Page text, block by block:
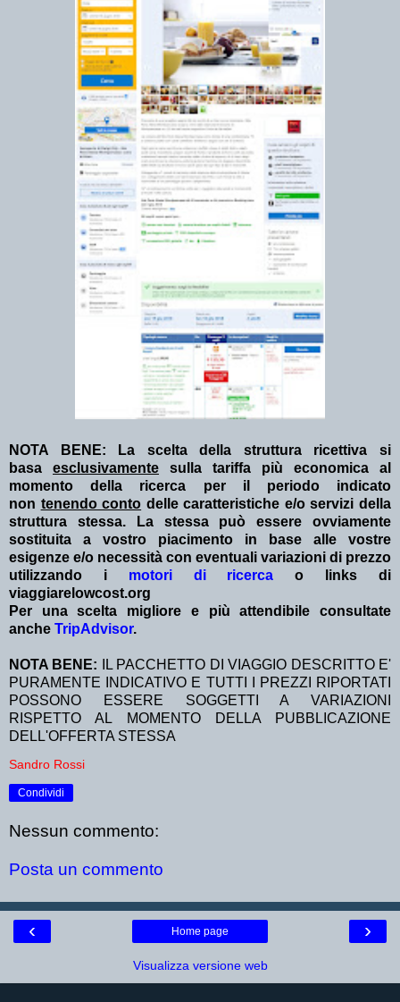
NOTA BENE: La scelta della struttura ricettiva si
basa esclusivamente sulla tariffa più economica al
momento della ricerca per il periodo indicato
non tenendo conto delle caratteristiche e/o servizi della
struttura stessa. La stessa può essere ovviamente
sostituita a vostro piacimento in base alle vostre
esigenze e/o necessità con eventuali variazioni di prezzo
utilizzando i motori di ricerca o links di
viaggiarelowcost.org
Per una scelta migliore e più attendibile consultate
anche TripAdvisor.
NOTA BENE:
IL PACCHETTO DI VIAGGIO DESCRITTO E'
PURAMENTE INDICATIVO E TUTTI I PREZZI RIPORTATI
POSSONO ESSERE SOGGETTI A VARIAZIONI
RISPETTO AL MOMENTO DELLA PUBBLICAZIONE
DELL'OFFERTA STESSA
Sandro Rossi
Condividi
Nessun commento:
Posta un commento
‹ ›
Home page
Visualizza versione web